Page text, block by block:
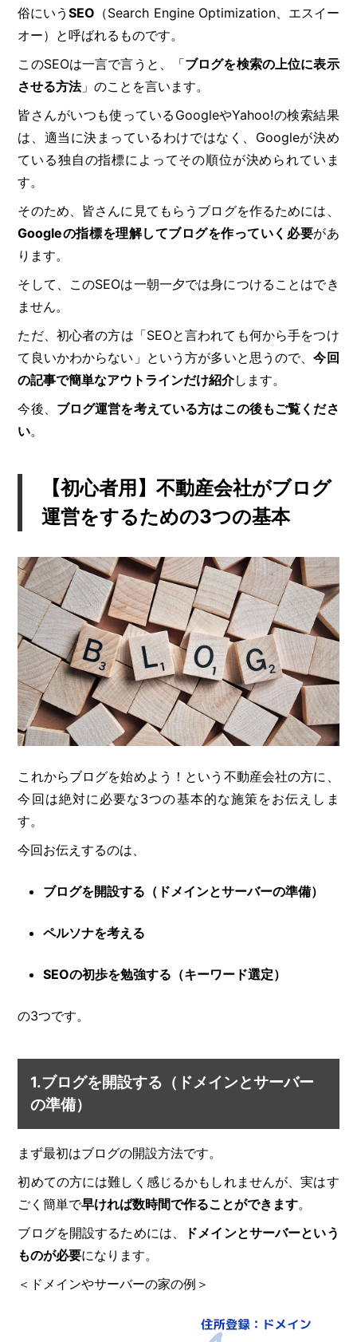
俗にいうSEO （Search Engine Optimization、エスイー
オー）と呼ばれるものです。
このSEOは一言で言うと、「ブログを検索の上位に表示
させる方法」のことを言います。
皆さんがいつも使っているGoogleやYahoo!の検索結果
は、適当に決まっているわけではなく、Googleが決め
ている独自の指標によってその順位が決められていま
す。
そのため、皆さんに見てもらうブログを作るためには、
Googleの指標を理解してブログを作っていく必要があ
ります。
そして、このSEOは一朝一夕では身につけることはでき
ません。
ただ、初心者の方は「SEOと言われても何から手をつけ
て良いかわからない」という方が多いと思うので、今回
の記事で簡単なアウトラインだけ紹介します。
今後、 ブログ運営を考えている方はこの後もご覧くださ
い。
【初心者用】不動産会社がブログ
運営をするための3つの基本
これからブログを始めよう！という不動産会社の方に、
今回は絶対に必要な3つの基本的な施策をお伝えしま
す。
今回お伝えするのは、
ブログを開設する（ドメインとサーバーの準備）
ペルソナを考える
SEOの初歩を勉強する（キーワード選定）
の3つです。
1.ブログを開設する（ドメインとサーバー
の準備）
まず最初はブログの開設方法です。
初めての方には難しく感じるかもしれませんが、実はす
ごく簡単で早ければ数時間で作ることができます。
ブログを開設するためには、
ドメインとサーバーという
ものが必要になります。
＜ドメインやサーバーの家の例＞